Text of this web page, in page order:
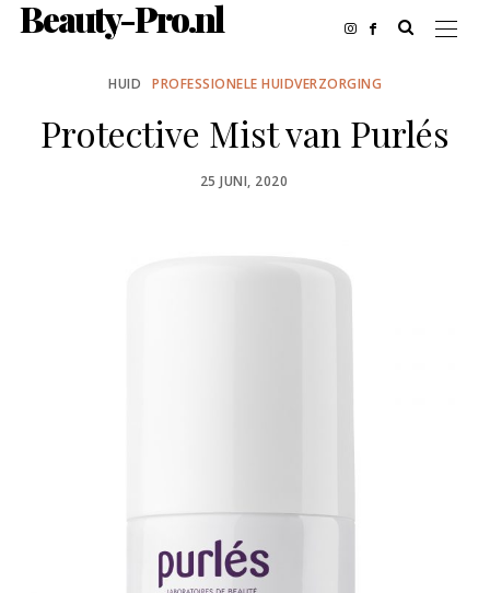
Beauty-Pro.nl
HUID PROFESSIONELE HUIDVERZORGING
Protective Mist van Purlés
POSTED
25 JUNI, 2020